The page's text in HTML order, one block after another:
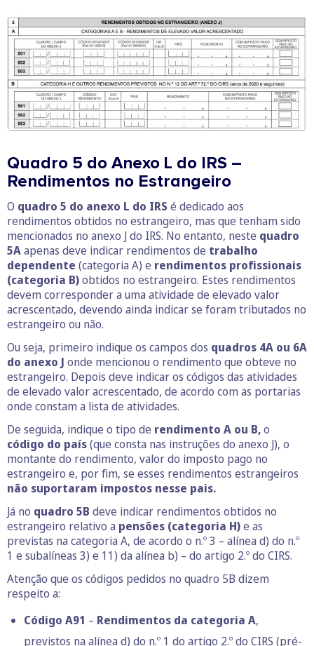
Quadro 5 do Anexo L do IRS –
Rendimentos no Estrangeiro
O quadro 5 do anexo L do IRS é dedicado aos
rendimentos obtidos no estrangeiro, mas que tenham sido
mencionados no anexo J do IRS. No entanto, neste quadro
5Aapenas deve indicar rendimentos de trabalho
dependente (categoria A) e rendimentos profissionais
(categoria B)obtidos no estrangeiro. Estes rendimentos
devem corresponder a uma atividade de elevado valor
acrescentado, devendo ainda indicar se foram tributados no
estrangeiro ou não.
Ou seja, primeiro indique os campos dos quadros 4A ou 6A
do anexo J onde mencionou o rendimento que obteve no
estrangeiro. Depois deve indicar os códigos das atividades
de elevado valor acrescentado, de acordo com as portarias
onde constam a lista de atividades.
De seguida, indique o tipo de rendimento A ou B,o
código do país(que consta nas instruções do anexo J), o
montante do rendimento, valor do imposto pago no
estrangeiro e, por fim, se esses rendimentos estrangeiros
não suportaram impostos nesse pais.
Já no quadro 5B deve indicar rendimentos obtidos no
estrangeiro relativo a pensões (categoria H)e as
previstas na categoria A, de acordo o n.º 3 – alínea d) do n.º
1 e subalíneas 3) e 11) da alínea b) – do artigo 2.º do CIRS.
Atenção que os códigos pedidos no quadro 5B dizem
respeito a:
Código A91 – Rendimentos da categoria A,
previstos na alínea d) do n.º 1 do artigo 2.º do CIRS (pré-